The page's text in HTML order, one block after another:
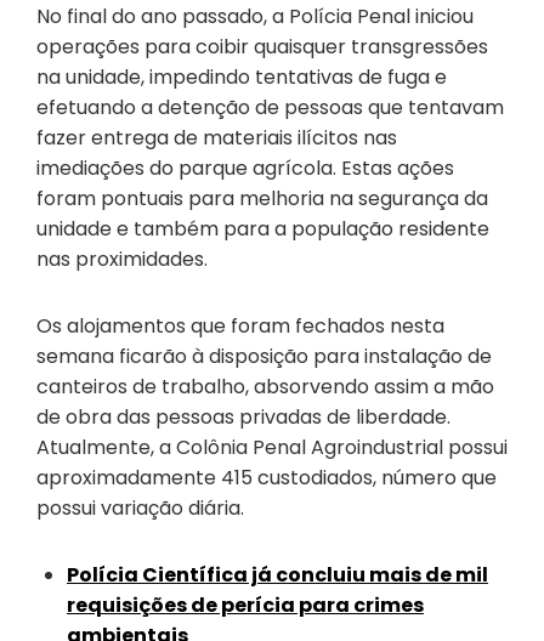
No final do ano passado, a Polícia Penal iniciou
operações para coibir quaisquer transgressões
na unidade, impedindo tentativas de fuga e
efetuando a detenção de pessoas que tentavam
fazer entrega de materiais ilícitos nas
imediações do parque agrícola. Estas ações
foram pontuais para melhoria na segurança da
unidade e também para a população residente
nas proximidades.
Os alojamentos que foram fechados nesta
semana ficarão à disposição para instalação de
canteiros de trabalho, absorvendo assim a mão
de obra das pessoas privadas de liberdade.
Atualmente, a Colônia Penal Agroindustrial possui
aproximadamente 415 custodiados, número que
possui variação diária.
Polícia Científica já concluiu mais de mil
requisições de perícia para crimes
ambientais